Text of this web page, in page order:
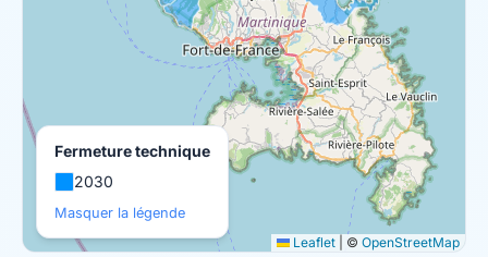
Leaflet © OpenStreetMap
Fermeture technique
2030
Masquer la légende